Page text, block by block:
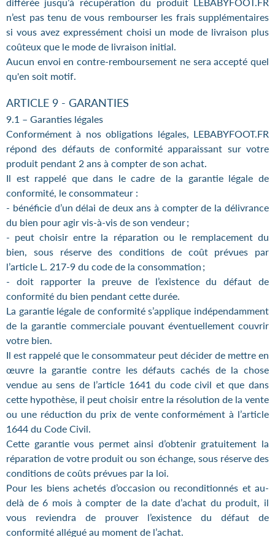
n’est pas tenu de vous rembourser les frais supplémentaires
si vous avez expressément choisi un mode de livraison plus
coûteux que le mode de livraison initial.
Aucun envoi en contre-remboursement ne sera accepté quel
qu'en soit motif.
ARTICLE 9 - GARANTIES
9.1 – Garanties légales
Conformément à nos obligations légales, LEBABYFOOT.FR
répond des défauts de conformité apparaissant sur votre
produit pendant 2 ans à compter de son achat.
Il est rappelé que dans le cadre de la garantie légale de
conformité, le consommateur :
- bénéficie d’un délai de deux ans à compter de la délivrance
du bien pour agir vis-à-vis de son vendeur ;
- peut choisir entre la réparation ou le remplacement du
bien, sous réserve des conditions de coût prévues par
l’article L. 217-9 du code de la consommation ;
- doit rapporter la preuve de l’existence du défaut de
conformité du bien pendant cette durée.
La garantie légale de conformité s’applique indépendamment
de la garantie commerciale pouvant éventuellement couvrir
votre bien.
Il est rappelé que le consommateur peut décider de mettre en
œuvre la garantie contre les défauts cachés de la chose
vendue au sens de l’article 1641 du code civil et que dans
cette hypothèse, il peut choisir entre la résolution de la vente
ou une réduction du prix de vente conformément à l’article
1644 du Code Civil.
Cette garantie vous permet ainsi d’obtenir gratuitement la
réparation de votre produit ou son échange, sous réserve des
conditions de coûts prévues par la loi.
Pour les biens achetés d’occasion ou reconditionnés et au-
delà de 6 mois à compter de la date d’achat du produit, il
vous reviendra de prouver l’existence du défaut de
conformité allégué au moment de l’achat.